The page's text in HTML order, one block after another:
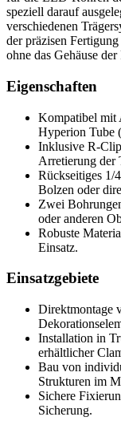
speziell darauf
verschiedenen
der präzisen
ohne das Gehäuse
Eigenschaften
Kompatibel mit
Hyperion Tube
Inklusive R-
Arretierung der
Rückseitiges 1/
Bolzen oder
Zwei
oder anderen
Robuste
Einsatz.
Einsatzgebiete
Direktmontage
Installation in
erhältlicher
Bau von
Strukturen im
Sichere
Sicherung.